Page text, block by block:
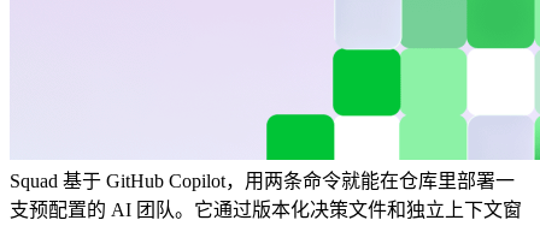
Squad 基于 GitHub Copilot，用两条命令就能在仓库里部署一
支预配置的 AI 团队。它通过版本化决策文件和独立上下文窗